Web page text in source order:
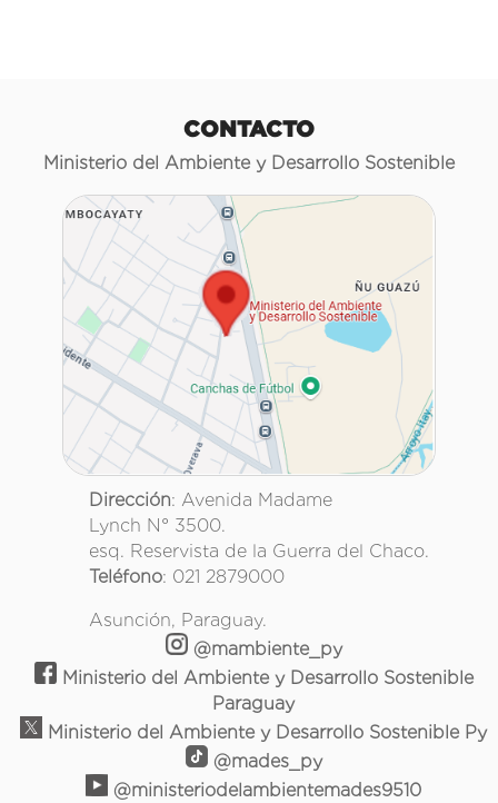
CONTACTO
Ministerio del Ambiente y Desarrollo Sostenible
Dirección: Avenida Madame
Lynch N° 3500.
esq. Reservista de la Guerra del Chaco.
Teléfono: 021 2879000
Asunción, Paraguay.
@mambiente_py
Ministerio del Ambiente y Desarrollo Sostenible
Paraguay
Ministerio del Ambiente y Desarrollo Sostenible Py
@mades_py
@ministeriodelambientemades9510